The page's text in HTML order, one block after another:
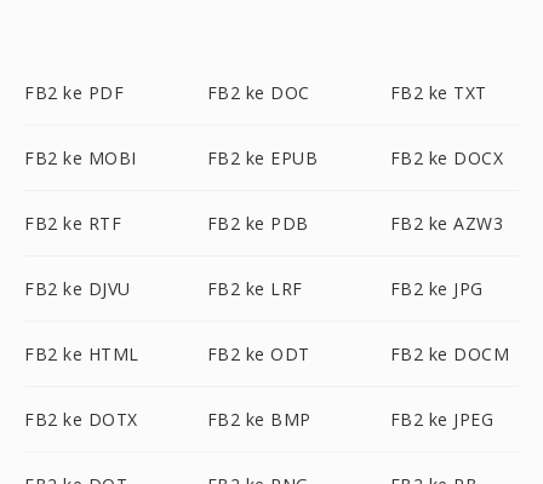
FB2 ke PDF FB2 ke DOC FB2 ke TXT
FB2 ke MOBI FB2 ke EPUB FB2 ke DOCX
FB2 ke RTF FB2 ke PDB FB2 ke AZW3
FB2 ke DJVU FB2 ke LRF FB2 ke JPG
FB2 ke HTML FB2 ke ODT FB2 ke DOCM
FB2 ke DOTX FB2 ke BMP FB2 ke JPEG